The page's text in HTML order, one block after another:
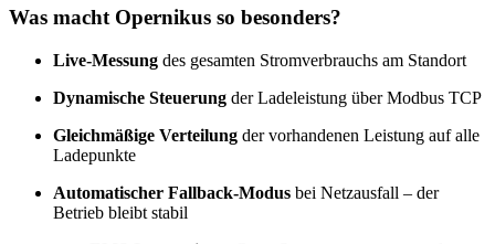
Was macht Opernikus so besonders?
Live-Messung des gesamten Stromverbrauchs am Standort
Dynamische Steuerung der Ladeleistung über Modbus TCP
Gleichmäßige Verteilung der vorhandenen Leistung auf alle
Ladepunkte
Automatischer Fallback-Modus bei Netzausfall – der
Betrieb bleibt stabil